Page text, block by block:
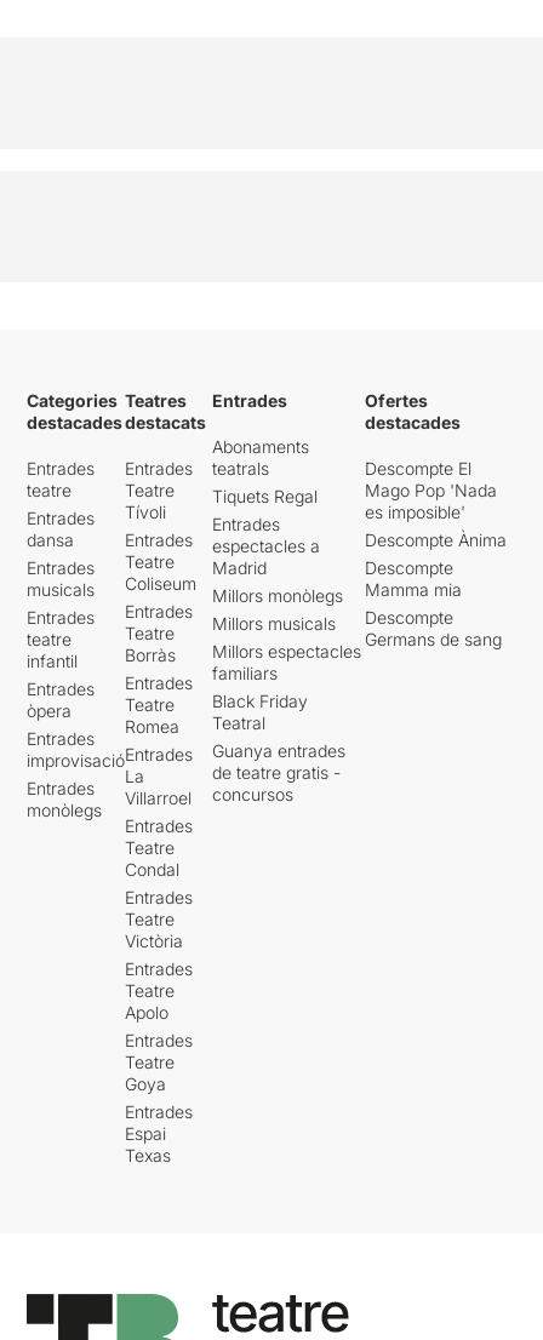
Categories
destacades
Entrades
teatre
Entrades
dansa
Entrades
musicals
Entrades
teatre
infantil
Entrades
òpera
Entrades
improvisació
Entrades
monòlegs
Teatres
destacats
Entrades
Teatre
Tívoli
Entrades
Teatre
Coliseum
Entrades
Teatre
Borràs
Entrades
Teatre
Romea
Entrades
La
Villarroel
Entrades
Teatre
Condal
Entrades
Teatre
Victòria
Entrades
Teatre
Apolo
Entrades
Teatre
Goya
Entrades
Espai
Texas
Entrades
Abonaments
teatrals
Tiquets Regal
Entrades
espectacles a
Madrid
Millors monòlegs
Millors musicals
Millors espectacles
familiars
Black Friday
Teatral
Guanya entrades
de teatre gratis -
concursos
Ofertes
destacades
Descompte El
Mago Pop 'Nada
es imposible'
Descompte Ànima
Descompte
Mamma mia
Descompte
Germans de sang